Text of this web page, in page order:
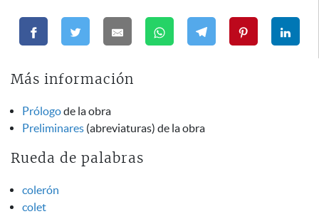
Más información
Prólogode la obra
Preliminares (abreviaturas) de la obra
Rueda de palabras
colerón
colet